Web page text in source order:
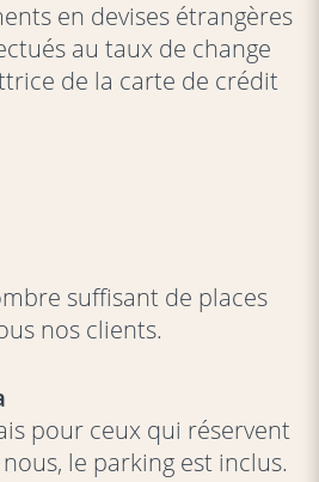
en devises étrangères
au taux de change
de la carte de crédit
suffisant de places
nos clients.
pour ceux qui réservent
le parking est inclus.